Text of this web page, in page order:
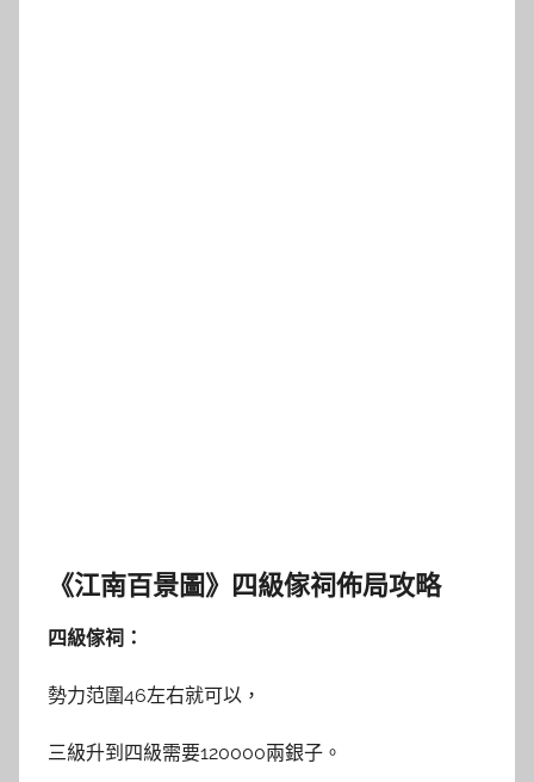
《江南百景圖》四級傢祠佈局攻略
四級傢祠：
勢力范圍46左右就可以，
三級升到四級需要120000兩銀子。